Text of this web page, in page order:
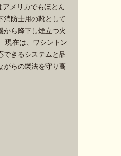
アメリカでもほとん
消防士用の靴として
から降下し煙立つ火
現在は、ワシントン
できるシステムと品
がらの製法を守り高